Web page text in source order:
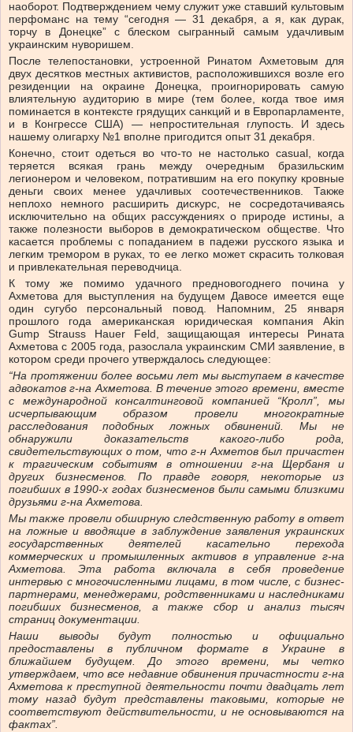
наоборот. Подтверждением чему служит уже ставший культовым
перфоманс на тему “сегодня — 31 декабря, а я, как дурак,
торчу в Донецке” с блеском сыгранный самым удачливым
украинским нуворишем.
После телепостановки, устроенной Ринатом Ахметовым для
двух десятков местных активистов, расположившихся возле его
резиденции на окраине Донецка, проигнорировать самую
влиятельную аудиторию в мире (тем более, когда твое имя
поминается в контексте грядущих санкций и в Европарламенте,
и в Конгрессе США) — непростительная глупость. И здесь
нашему олигарху №1 вполне пригодится опыт 31 декабря.
Конечно, стоит одеться во что-то не настолько casual, когда
теряется всякая грань между очередным бразильским
легионером и человеком, потратившим на его покупку кровные
деньги своих менее удачливых соотечественников. Также
неплохо немного расширить дискурс, не сосредотачиваясь
исключительно на общих рассуждениях о природе истины, а
также полезности выборов в демократическом обществе. Что
касается проблемы с попаданием в падежи русского языка и
легким тремором в руках, то ее легко может скрасить толковая
и привлекательная переводчица.
К тому же помимо удачного предновогоднего почина у
Ахметова для выступления на будущем Давосе имеется еще
один сугубо персональный повод. Напомним, 25 января
прошлого года американская юридическая компания Akin
Gump Strauss Hauer Feld, защищающая интересы Рината
Ахметова c 2005 года, разослала украинским СМИ заявление, в
котором среди прочего утверждалось следующее:
“На протяжении более восьми лет мы выступаем в качестве
адвокатов г-на Ахметова. В течение этого времени, вместе
с международной консалтинговой компанией “Кролл”, мы
исчерпывающим образом провели многократные
расследования подобных ложных обвинений. Мы не
обнаружили доказательств какого-либо рода,
свидетельствующих о том, что г-н Ахметов был причастен
к трагическим событиям в отношении г-на Щербаня и
других бизнесменов. По правде говоря, некоторые из
погибших в 1990-х годах бизнесменов были самыми близкими
друзьями г-на Ахметова.
Мы также провели обширную следственную работу в ответ
на ложные и вводящие в заблуждение заявления украинских
государственных деятелей касательно перехода
коммерческих и промышленных активов в управление г-на
Ахметова. Эта работа включала в себя проведение
интервью с многочисленными лицами, в том числе, с бизнес-
партнерами, менеджерами, родственниками и наследниками
погибших бизнесменов, а также сбор и анализ тысяч
страниц документации.
Наши выводы будут полностью и официально
предоставлены в публичном формате в Украине в
ближайшем будущем. До этого времени, мы четко
утверждаем, что все недавние обвинения причастности г-на
Ахметова к преступной деятельности почти двадцать лет
тому назад будут представлены таковыми, которые не
соответствуют действительности, и не основываются на
фактах”.